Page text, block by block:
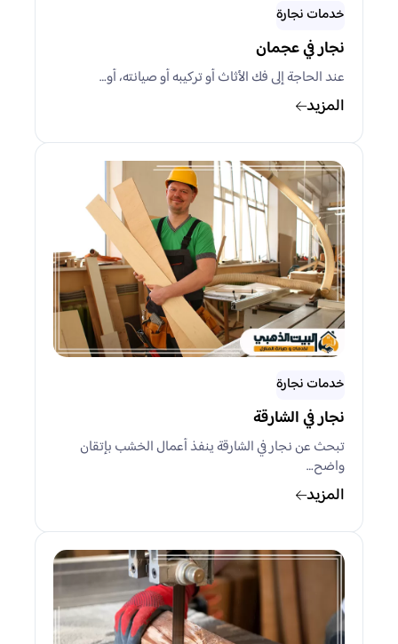
خدمات نجارة
نجار في عجمان
عند الحاجة إلى فك الأثاث أو تركيبه أو صيانته، أو…
المزيد
خدمات نجارة
نجار في الشارقة
تبحث عن نجار في الشارقة ينفذ أعمال الخشب بإتقان
واضح…
المزيد